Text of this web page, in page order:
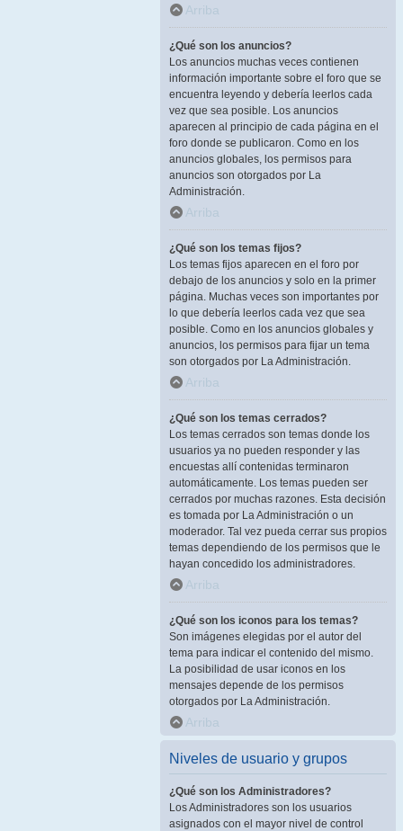
Arriba
¿Qué son los anuncios?
Los anuncios muchas veces contienen
información importante sobre el foro que se
encuentra leyendo y debería leerlos cada
vez que sea posible. Los anuncios
aparecen al principio de cada página en el
foro donde se publicaron. Como en los
anuncios globales, los permisos para
anuncios son otorgados por La
Administración.
Arriba
¿Qué son los temas fijos?
Los temas fijos aparecen en el foro por
debajo de los anuncios y solo en la primer
página. Muchas veces son importantes por
lo que debería leerlos cada vez que sea
posible. Como en los anuncios globales y
anuncios, los permisos para fijar un tema
son otorgados por La Administración.
Arriba
¿Qué son los temas cerrados?
Los temas cerrados son temas donde los
usuarios ya no pueden responder y las
encuestas allí contenidas terminaron
automáticamente. Los temas pueden ser
cerrados por muchas razones. Esta decisión
es tomada por La Administración o un
moderador. Tal vez pueda cerrar sus propios
temas dependiendo de los permisos que le
hayan concedido los administradores.
Arriba
¿Qué son los iconos para los temas?
Son imágenes elegidas por el autor del
tema para indicar el contenido del mismo.
La posibilidad de usar iconos en los
mensajes depende de los permisos
otorgados por La Administración.
Arriba
Niveles de usuario y grupos
¿Qué son los Administradores?
Los Administradores son los usuarios
asignados con el mayor nivel de control